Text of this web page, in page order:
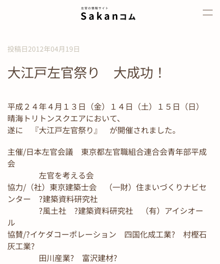
投稿日2012年04月19日
大江戸左官祭り 大成功！
平成２４年４月１３日（金）１４日（土）１５日（日）
晴海トリトンスクエアにおいて、
遂に 『大江戸左官祭り』 が開催されました。
主催/日本左官会議 東京都左官職組合連合会青年部平成
会
左官を考える会
協力/（社）東京建築士会 （一財）住まいづくりナビセ
ンター ?建築資料研究社
?風土社 ?建築資料研究社 （有）アイシオー
ル
協賛/?イケダコーポレーション 四国化成工業? 村樫石
灰工業?
田川産業? 富沢建材?